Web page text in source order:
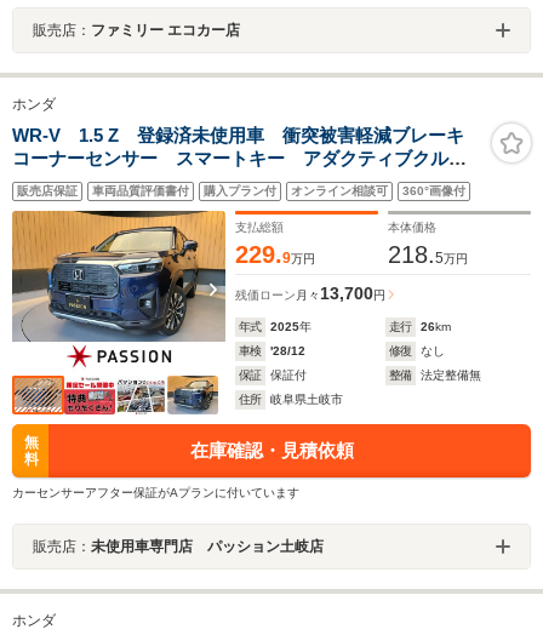
販売店： ファミリー エコカー店
ホンダ
WR-V 1.5 Z 登録済未使用車 衝突被害軽減ブレーキ
コーナーセンサー スマートキー アダクティブクルー
ズコントロール LEDヘッドライト 電動格納ドアミラ
ー オートエアコン 横滑り防止機能 純正アルミホイ
ール
販売店保証 車両品質評価書付 購入プラン付 オンライン相談可 360°画像付
支払総額
229.9万円
本体価格
218.5万円
残価ローン 月々 13,700円
年式 2025年 走行 26km
車検
'28/12 修復
なし
保証
保証付 整備
法定整備無
住所
岐阜県土岐市
無
料
在庫確認・見積依頼
カーセンサーアフター保証がAプランに付いています
販売店： 未使用車専門店 パッション土岐店
ホンダ